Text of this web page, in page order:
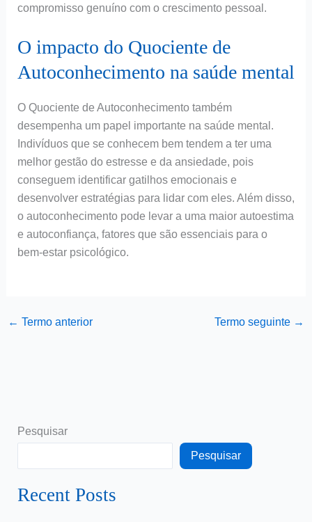
compromisso genuíno com o crescimento pessoal.
O impacto do Quociente de
Autoconhecimento na saúde mental
O Quociente de Autoconhecimento também
desempenha um papel importante na saúde mental.
Indivíduos que se conhecem bem tendem a ter uma
melhor gestão do estresse e da ansiedade, pois
conseguem identificar gatilhos emocionais e
desenvolver estratégias para lidar com eles. Além disso,
o autoconhecimento pode levar a uma maior autoestima
e autoconfiança, fatores que são essenciais para o
bem-estar psicológico.
← Termo anterior Termo seguinte →
Pesquisar
Pesquisar
Recent Posts